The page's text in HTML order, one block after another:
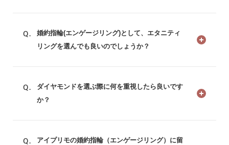
婚約指輪(エンゲージリング)として、エタニティ
リングを選んでも良いのでしょうか？
ダイヤモンドを選ぶ際に何を重視したら良いです
か？
アイプリモの婚約指輪（エンゲージリング）に留